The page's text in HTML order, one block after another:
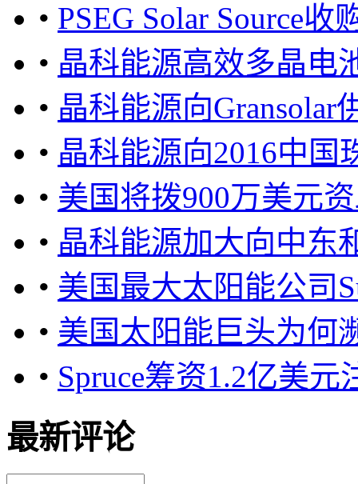
• PSEG Solar Source
• 晶科能源高效多晶电
• 晶科能源向Gransolar
• 晶科能源向2016中国
• 美国将拨900万美元
• 晶科能源加大向中东
• 美国最大太阳能公司
• 美国太阳能巨头为何
• Spruce筹资1.2亿美
最新评论